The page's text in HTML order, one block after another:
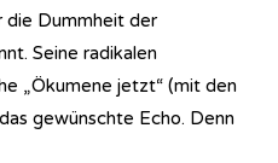
die Dummheit der
Seine radikalen
„Ökumene jetzt“ (mit den
gewünschte Echo. Denn